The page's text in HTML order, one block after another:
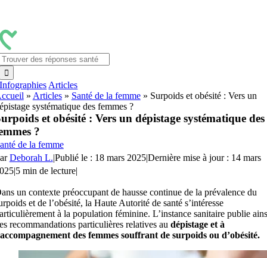
contenu
Infographies Articles
» Articles» Santé de la femme» Surpoids et obésité : Vers un
systématique des femmes ?
et obésité : Vers un dépistage systématique des
?
de la femme
Deborah L.|Publié le : 18 mars 2025|Dernière mise à jour : 14 mars
|5 min de lecture|
un contexte préoccupant de hausse continue de la prévalence du
et de l’obésité, la Haute Autorité de santé s’intéresse
à la population féminine. L’instance sanitaire publie
recommandations particulières relatives au dépistage et à
des femmes souffrant de surpoids ou d’obésité.